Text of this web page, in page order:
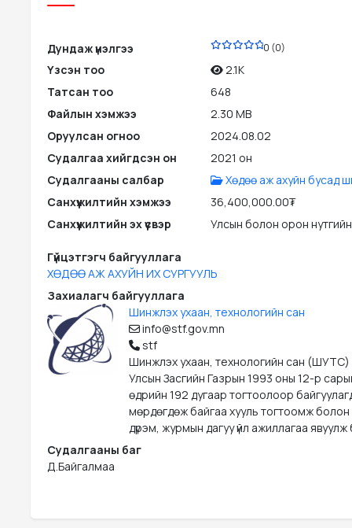
Дундаж үнэлгээ 0 (0)
Үзсэн тоо
2.1K
Татсан тоо
648
Файлын хэмжээ
2.30 MB
Оруулсан огноо
2024.08.02
Судалгаа хийгдсэн он
2021 он
Судалгааны салбар
Хөдөө аж ахуйн бусад
Санхүүжилтийн хэмжээ
36,400,000.00₮
Санхүүжилтийн эх үүсвэр
Улсын болон орон
Гүйцэтгэгч байгууллага
ХӨДӨӨ АЖ АХУЙН ИХ СУРГУУЛЬ
Захиалагч байгууллага
Шинжлэх ухаан, технологийн сан
info@stf.gov.mn
stf
Шинжлэх ухаан, технологийн сан
Улсын Засгийн Газрын 1993 оны 12-р
өдрийн 192 дугаар тогтоолоор
мөрдөгдөж байгаа хууль тогтоомж
дүрэм, журмын дагуу үйл ажиллагаа явуулж
Судалгааны баг
Д.Байгалмаа